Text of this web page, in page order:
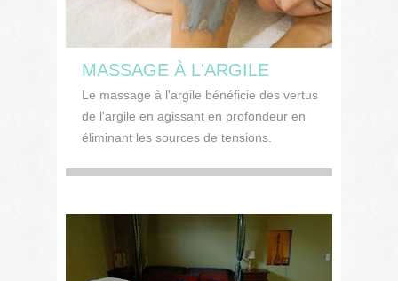
MASSAGE À L'ARGILE
Le massage à l'argile bénéficie des vertus
de l'argile en agissant en profondeur en
éliminant les sources de tensions.